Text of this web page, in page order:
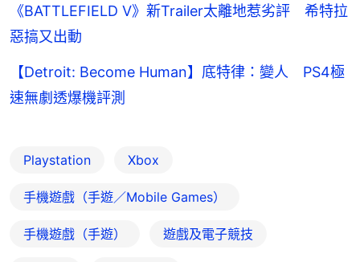
《BATTLEFIELD V》新Trailer太離地惹劣評 希特拉
惡搞又出動
【Detroit: Become Human】底特律：變人 PS4極
速無劇透爆機評測
Playstation Xbox
手機遊戲（手遊／Mobile Games）
手機遊戲（手遊） 遊戲及電子競技